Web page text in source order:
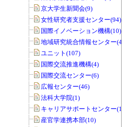
京大学生新聞会(9)
女性研究者支援センター(94)
国際イノベーション機構(10)
地域研究統合情報センター(40)
ユニット(107)
国際交流推進機構(4)
国際交流センター(6)
広報センター(46)
法科大学院(1)
キャリアサポートセンター(1)
産官学連携本部(10)